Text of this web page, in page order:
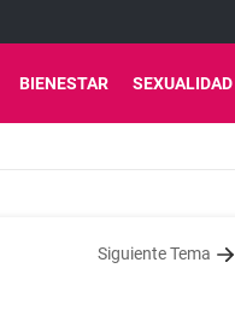
BIENESTAR SEXUALIDAD
Siguiente Tema